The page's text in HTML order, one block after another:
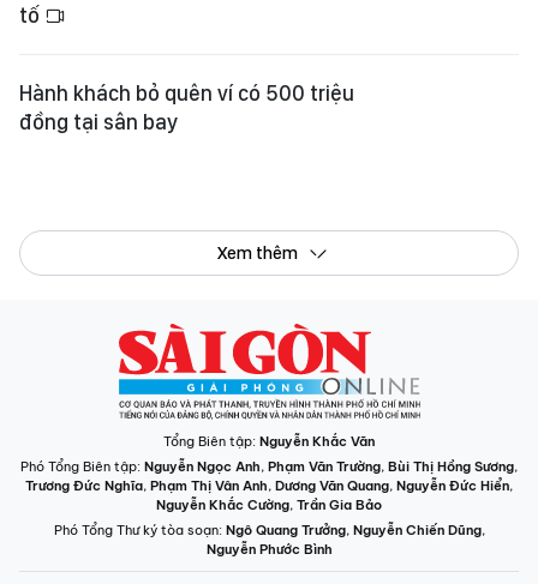
tố
Hành khách bỏ quên ví có 500 triệu
đồng tại sân bay
Xem thêm
Tổng Biên tập: Nguyễn Khắc Văn
Phó Tổng Biên tập: Nguyễn Ngọc Anh, Phạm Văn Trường, Bùi Thị Hồng Sương,
Trương Đức Nghĩa, Phạm Thị Vân Anh, Dương Văn Quang, Nguyễn Đức Hiển,
Nguyễn Khắc Cường, Trần Gia Bảo
Phó Tổng Thư ký tòa soạn: Ngô Quang Trưởng, Nguyễn Chiến Dũng,
Nguyễn Phước Bình